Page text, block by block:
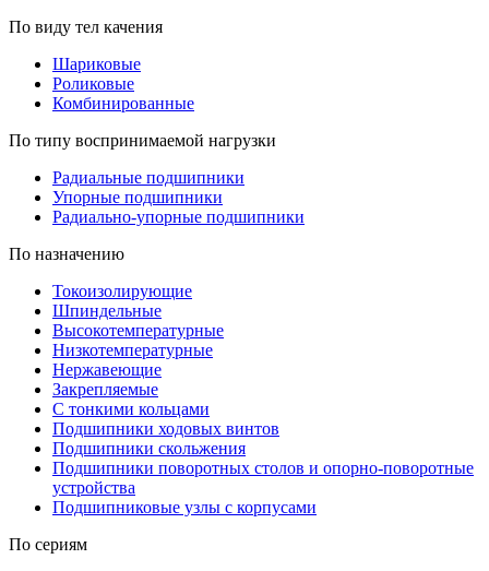
По виду тел качения
Шариковые
Роликовые
Комбинированные
По типу воспринимаемой нагрузки
Радиальные подшипники
Упорные подшипники
Радиально-упорные подшипники
По назначению
Токоизолирующие
Шпиндельные
Высокотемпературные
Низкотемпературные
Нержавеющие
Закрепляемые
С тонкими кольцами
Подшипники ходовых винтов
Подшипники скольжения
Подшипники поворотных столов и опорно-поворотные
устройства
Подшипниковые узлы с корпусами
По сериям